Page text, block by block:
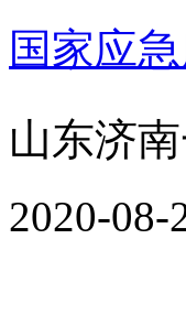
国家应
山东济
2020-08-